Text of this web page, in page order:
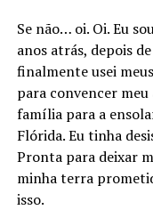
Se não… oi. Oi. Eu
anos atrás, depois
finalmente usei
para convencer
família para a
Flórida. Eu tinha
Pronta para deixar
minha terra
isso.